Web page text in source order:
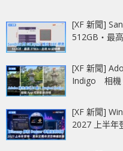
[XF 新聞]
512GB‧最
[XF 新聞]
Indigo 相機
[XF 新聞]
2027 上半年